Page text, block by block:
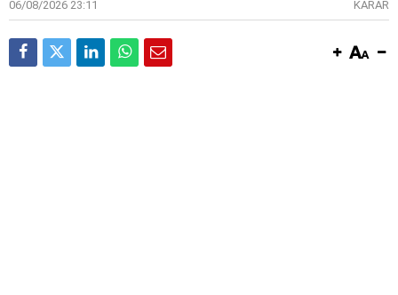
06/08/2026 23:11 KARAR